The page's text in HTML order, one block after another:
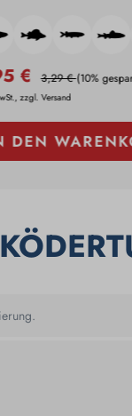
€ 3,29 €(10%
zzgl. Versand
DEN